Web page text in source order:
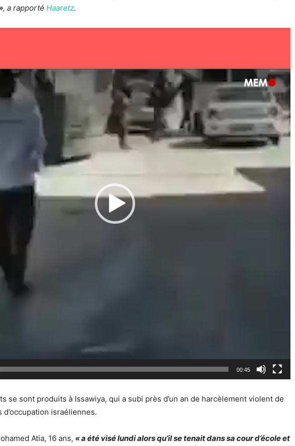
, a rapporté Haaretz.
00:45
se sont produits à Issawiya, qui a subi près d’un an de harcèlement violent de
israéliennes.
Atia, 16 ans, « a été visé lundi alors qu’il se tenait dans sa cour d’école et